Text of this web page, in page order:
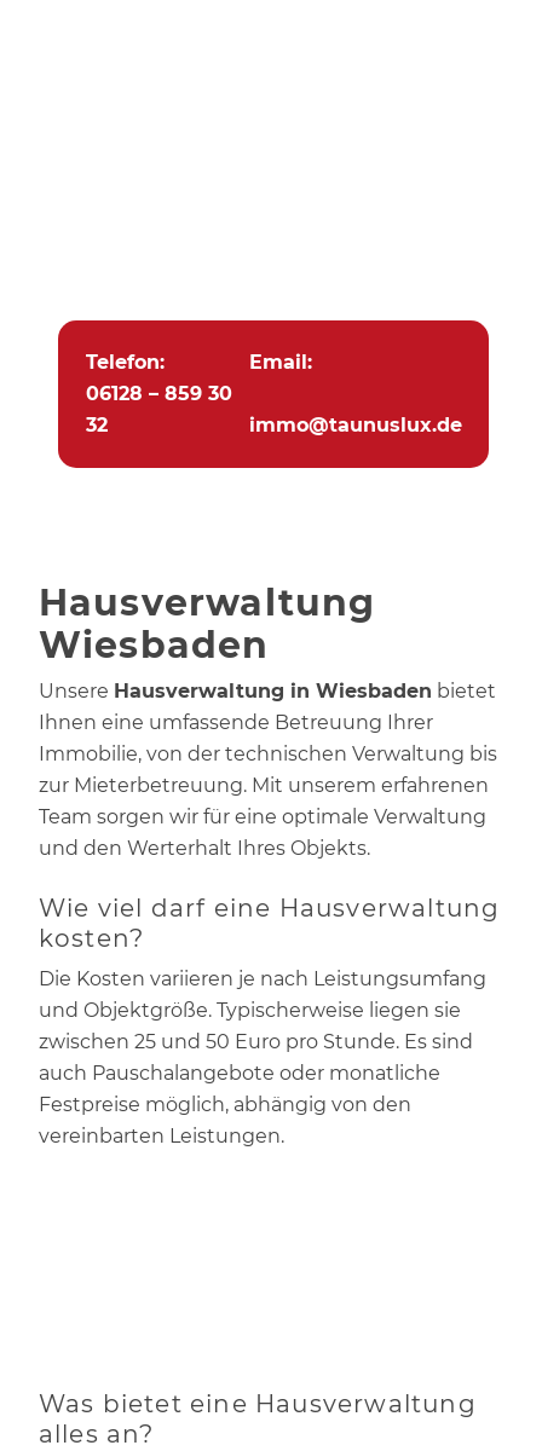
Telefon:
06128 – 859 30
32
Email:
immo@taunuslux.de
Hausverwaltung
Wiesbaden
Unsere Hausverwaltung in Wiesbaden bietet
Ihnen eine umfassende Betreuung Ihrer
Immobilie, von der technischen Verwaltung bis
zur Mieterbetreuung. Mit unserem erfahrenen
Team sorgen wir für eine optimale Verwaltung
und den Werterhalt Ihres Objekts.
Wie viel darf eine Hausverwaltung
kosten?
Die Kosten variieren je nach Leistungsumfang
und Objektgröße. Typischerweise liegen sie
zwischen 25 und 50 Euro pro Stunde. Es sind
auch Pauschalangebote oder monatliche
Festpreise möglich, abhängig von den
vereinbarten Leistungen.
Was bietet eine Hausverwaltung
alles an?